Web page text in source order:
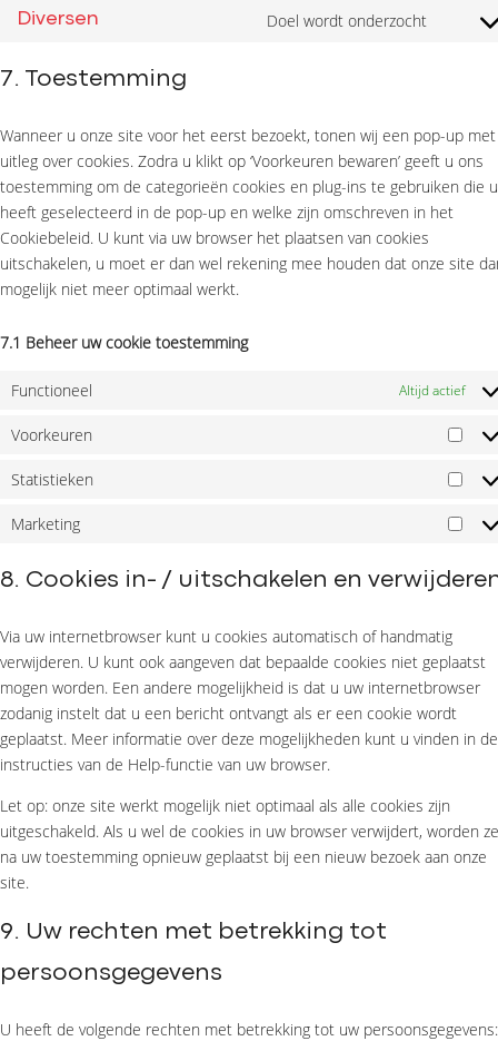
Diversen Doel wordt onderzocht
7. Toestemming
Wanneer u onze site voor het eerst bezoekt, tonen wij een pop-up met
uitleg over cookies. Zodra u klikt op ‘Voorkeuren bewaren’ geeft u ons
toestemming om de categorieën cookies en plug-ins te gebruiken die u
heeft geselecteerd in de pop-up en welke zijn omschreven in het
Cookiebeleid. U kunt via uw browser het plaatsen van cookies
uitschakelen, u moet er dan wel rekening mee houden dat onze site
mogelijk niet meer optimaal werkt.
7.1 Beheer uw cookie toestemming
Functioneel Altijd actief
Voorkeuren
Statistieken
Marketing
8. Cookies in- / uitschakelen en
Via uw internetbrowser kunt u cookies automatisch of handmatig
verwijderen. U kunt ook aangeven dat bepaalde cookies niet geplaatst
mogen worden. Een andere mogelijkheid is dat u uw internetbrowser
zodanig instelt dat u een bericht ontvangt als er een cookie wordt
geplaatst. Meer informatie over deze mogelijkheden kunt u vinden in de
instructies van de Help-functie van uw browser.
Let op: onze site werkt mogelijk niet optimaal als alle cookies zijn
uitgeschakeld. Als u wel de cookies in uw browser verwijdert, worden ze
na uw toestemming opnieuw geplaatst bij een nieuw bezoek aan onze
site.
9. Uw rechten met betrekking tot
persoonsgegevens
U heeft de volgende rechten met betrekking tot uw persoonsgegevens: